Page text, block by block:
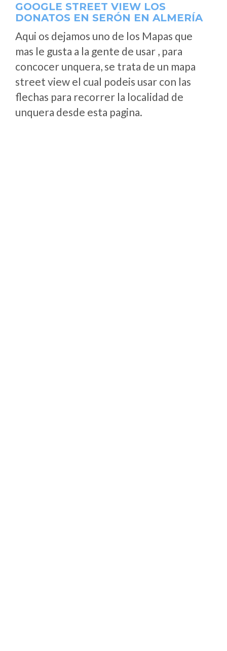
GOOGLE STREET VIEW LOS
DONATOS EN SERÓN EN ALMERÍA
Aqui os dejamos uno de los Mapas que
mas le gusta a la gente de usar , para
concocer unquera, se trata de un mapa
street view el cual podeis usar con las
flechas para recorrer la localidad de
unquera desde esta pagina.